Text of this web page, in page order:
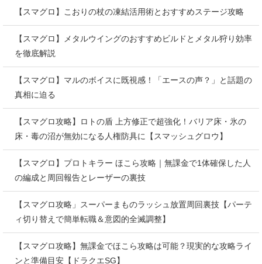
【スマグロ】こおりの杖の凍結活用術とおすすめステージ攻略
【スマグロ】メタルウイングのおすすめビルドとメタル狩り効率
を徹底解説
【スマグロ】マルのボイスに既視感！「エースの声？」と話題の
真相に迫る
【スマグロ攻略】ロトの盾 上方修正で超強化！バリア床・氷の
床・毒の沼が無効になる人権防具に【スマッシュグロウ】
【スマグロ】プロトキラー ほこら攻略｜無課金で1体確保した人
の編成と周回報告とレーザーの裏技
【スマグロ攻略」スーパーまものラッシュ放置周回裏技【パーテ
ィ切り替えで簡単転職＆意図的全滅調整】
【スマグロ攻略】無課金でほこら攻略は可能？現実的な攻略ライ
ンと準備目安【ドラクエSG】